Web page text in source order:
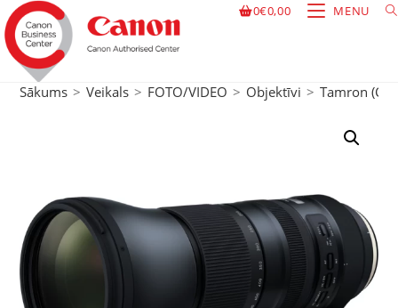
0€0,00 MENU
Sākums > Veikals > FOTO/VIDEO > Objektīvi > Tamron